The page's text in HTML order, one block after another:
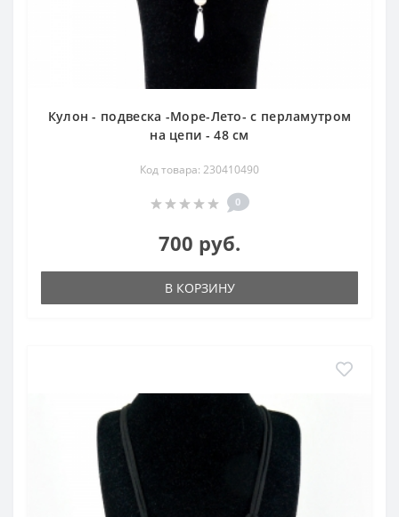
Кулон - подвеска -Море-Лето- с перламутром
на цепи - 48 см
Код товара: 230410490
0
700 руб.
В КОРЗИНУ